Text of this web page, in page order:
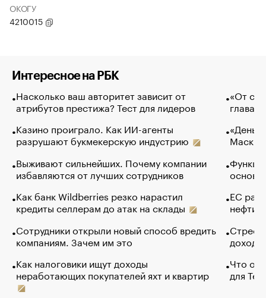
ОКОГУ
4210015
Интересное на РБК
Насколько ваш авторитет зависит от
атрибутов престижа? Тест для лидеров
Казино проиграло. Как ИИ-агенты
разрушают букмекерскую индустрию
Выживают сильнейших. Почему компании
избавляются от лучших сотрудников
Как банк Wildberries резко нарастил
кредиты селлерам до атак на склады
Сотрудники открыли новый способ вредить
компаниям. Зачем им это
Как налоговики ищут доходы
неработающих покупателей яхт и квартир
«От
глава
Маск в
основ
ЕС
нефти
Что
для